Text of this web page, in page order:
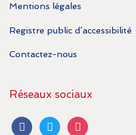
Mentions légales
Registre public d’accessibilité
Contactez-nous
Réseaux sociaux
facebooktwitter instagram